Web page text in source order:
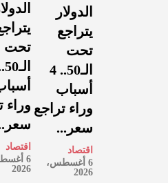
الدولار
يتراجع
تحت
الـ50.. 4
أسباب
وراء تراجع
سعر...
اقتصاد
6 أغسطس،
2026
تحت
وراء
اقتصاد
6
2026